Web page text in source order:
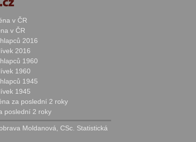
v ČR
v ČR
2016
2016
1960
1960
1945
1945
za poslední 2 roky
poslední 2 roky
Moldanová, CSc. Statistická